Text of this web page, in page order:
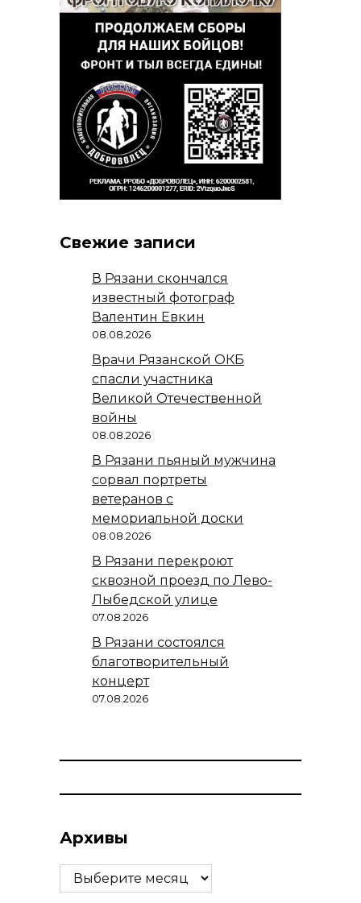
Свежие записи
В Рязани скончался
известный фотограф
Валентин Евкин
08.08.2026
Врачи Рязанской ОКБ
спасли участника
Великой Отечественной
войны
08.08.2026
В Рязани пьяный мужчина
сорвал портреты
ветеранов с
мемориальной доски
08.08.2026
В Рязани перекроют
сквозной проезд по Лево-
Лыбедской улице
07.08.2026
В Рязани состоялся
благотворительный
концерт
07.08.2026
Архивы
Архивы